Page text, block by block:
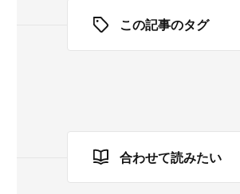
この記事のタグ
合わせて読みたい